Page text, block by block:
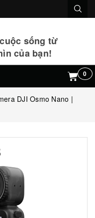
sống từ
của bạn!
0
DJI Osmo Nano |